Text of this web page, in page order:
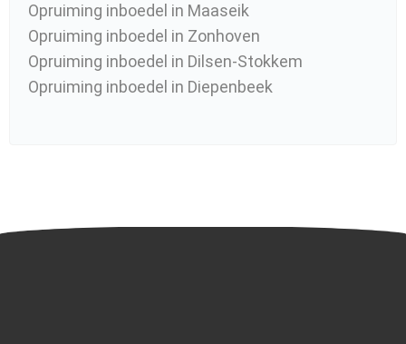
Opruiming inboedel in Maaseik
Opruiming inboedel in Zonhoven
Opruiming inboedel in Dilsen-Stokkem
Opruiming inboedel in Diepenbeek